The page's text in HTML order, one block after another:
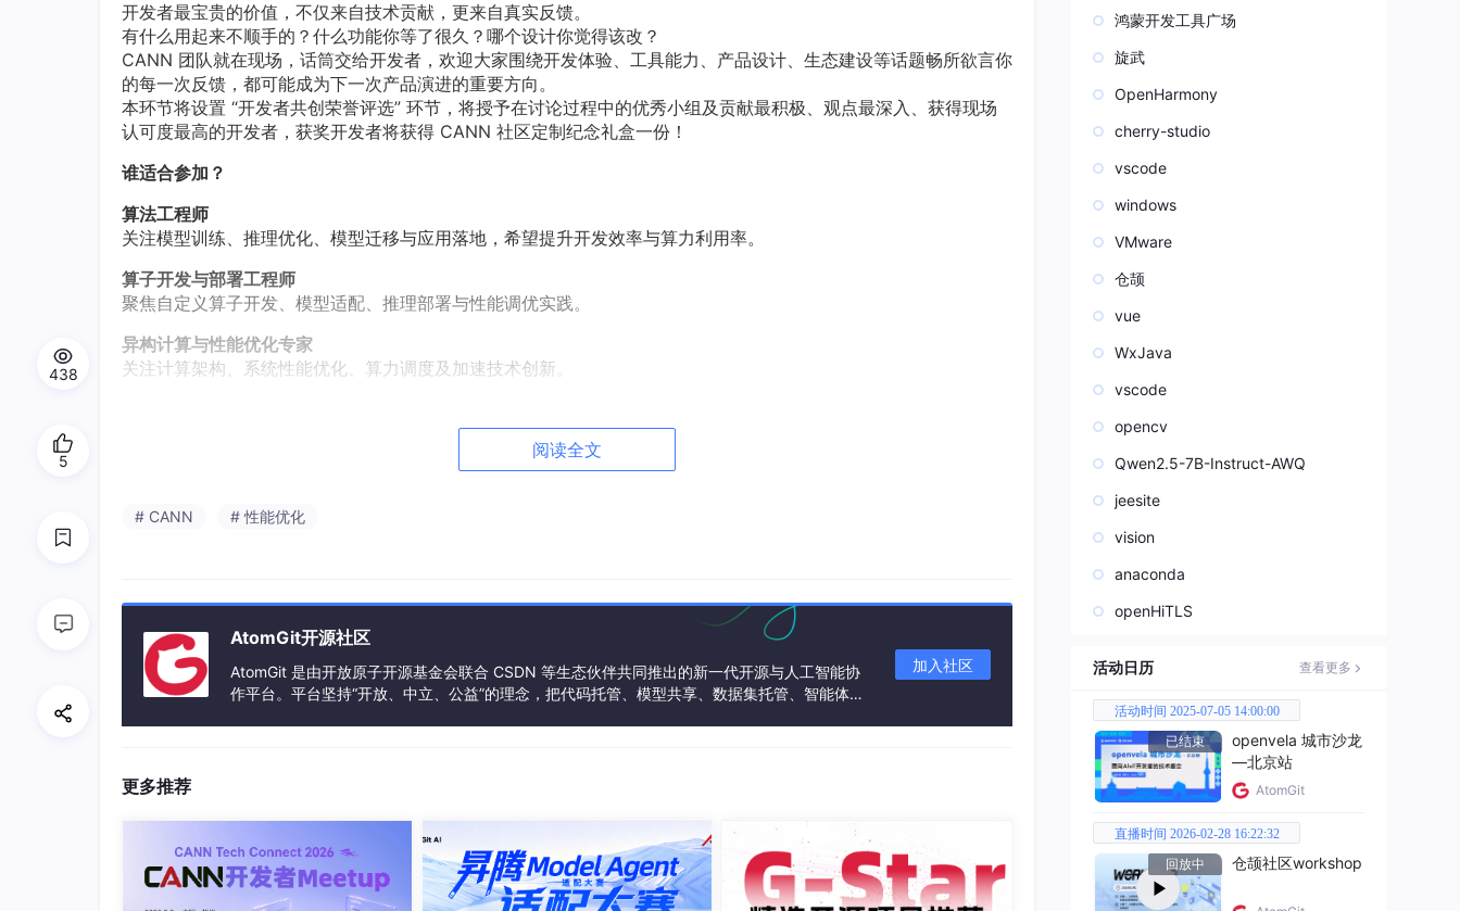
开发者最宝贵的价值，不仅来自技术贡献，更来自真实反馈。
有什么用起来不顺手的？什么功能你等了很久？哪个设计你觉得该改？
CANN 团队就在现场，话筒交给开发者，欢迎大家围绕开发体验、工具能力、产品设计、生态建设等话题畅所欲言你
的每一次反馈，都可能成为下一次产品演进的重要方向。
本环节将设置 “开发者共创荣誉评选” 环节，将授予在讨论过程中的优秀小组及贡献最积极、观点最深入、获得现场
认可度最高的开发者，获奖开发者将获得 CANN 社区定制纪念礼盒一份！
谁适合参加？
算法工程师
关注模型训练、推理优化、模型迁移与应用落地，希望提升开发效率与算力利用率。
算子开发与部署工程师
聚焦自定义算子开发、模型适配、推理部署与性能调优实践。
异构计算与性能优化专家
关注计算架构、系统性能优化、算力调度及加速技术创新。
关注AI基础设施建设、技术选型与大模型应用落地实践。
现在就来报名
⏰6 月 27 日（周六） 14:00 正式开始，13:30 开放签到～
扫描海报二维码即可立即报名 → 名额有限，先到先得
阅读全文
# CANN # 性能优化
AtomGit开源社区
AtomGit 是由开放原子开源基金会联合 CSDN 等生态伙伴共同推出的新一代开源与人工智能协
作平台。平台坚持“开放、中立、公益”的理念，把代码托管、模型共享、数据集托管、智能体开
加入社区
更多推荐
438
5
鸿蒙开发工具广场
旋武
OpenHarmony
cherry-studio
vscode
windows
VMware
仓颉
vue
WxJava
vscode
opencv
Qwen2.5-7B-Instruct-AWQ
jeesite
vision
anaconda
openHiTLS
活动日历 查看更多
活动时间 2025-07-05 14:00:00
已结束
openvela 城市沙龙
—北京站
AtomGit
直播时间 2026-02-28 16:22:32
回放中
仓颉社区workshop